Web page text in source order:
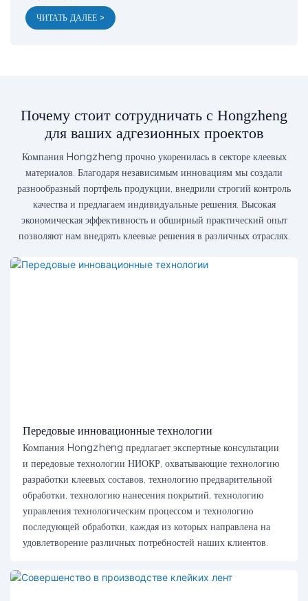
ЧИТАТЬ ДАЛЕЕ >
Почему стоит сотрудничать с Hongzheng
для ваших адгезионных проектов
Компания Hongzheng прочно укоренилась в секторе клеевых
материалов. Благодаря независимым инновациям мы создали
разнообразный портфель продукции, внедрили строгий контроль
качества и предлагаем индивидуальные решения. Высокая
экономическая эффективность и обширный практический опыт
позволяют нам внедрять клеевые решения в различных отраслях.
Передовые инновационные технологии
Компания Hongzheng предлагает экспертные консультации
и передовые технологии НИОКР, охватывающие технологию
разработки клеевых составов, технологию предварительной
обработки, технологию нанесения покрытий, технологию
управления технологическим процессом и технологию
последующей обработки, каждая из которых направлена ​​на
удовлетворение различных потребностей наших клиентов.